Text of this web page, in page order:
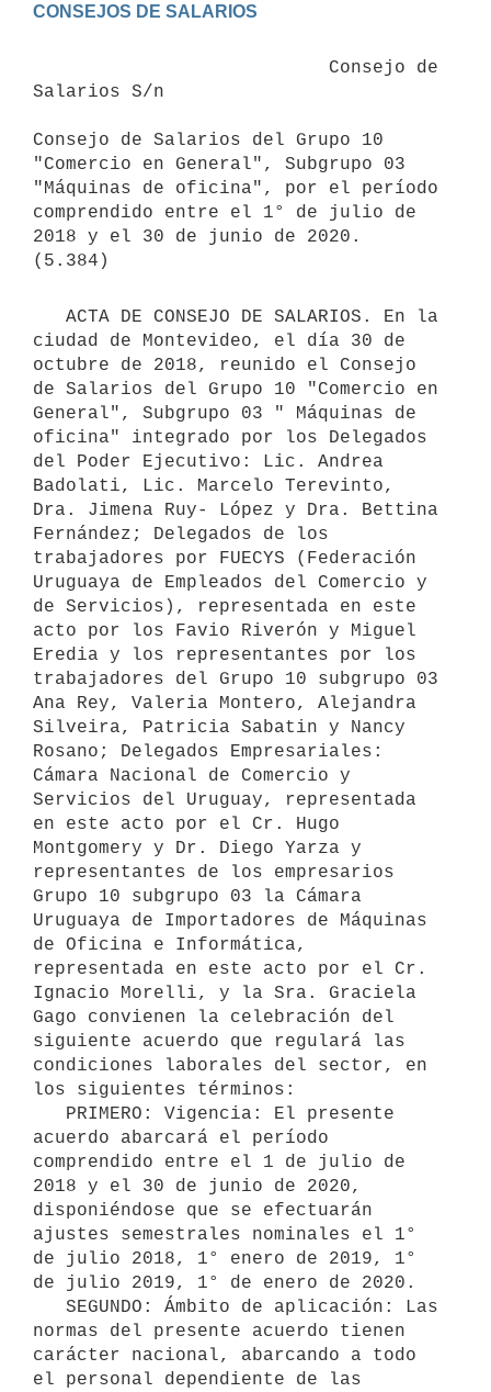
Salarios S/n
Consejo de Salarios del Grupo 10
"Comercio en General", Subgrupo 03
"Máquinas de oficina", por el período
comprendido entre el 1° de julio de
2018 y el 30 de junio de 2020.
ciudad de Montevideo, el día 30 de
octubre de 2018, reunido el Consejo
de Salarios del Grupo 10 "Comercio en
General", Subgrupo 03 " Máquinas de
oficina" integrado por los Delegados
del Poder Ejecutivo: Lic. Andrea
Badolati, Lic. Marcelo Terevinto,
Dra. Jimena Ruy- López y Dra. Bettina
Fernández; Delegados de los
trabajadores por FUECYS (Federación
Uruguaya de Empleados del Comercio y
de Servicios), representada en este
acto por los Favio Riverón y Miguel
Eredia y los representantes por los
trabajadores del Grupo 10 subgrupo 03
Ana Rey, Valeria Montero, Alejandra
Silveira, Patricia Sabatin y Nancy
Rosano; Delegados Empresariales:
Cámara Nacional de Comercio y
Servicios del Uruguay, representada
en este acto por el Cr. Hugo
Montgomery y Dr. Diego Yarza y
representantes de los empresarios
Grupo 10 subgrupo 03 la Cámara
Uruguaya de Importadores de Máquinas
de Oficina e Informática,
representada en este acto por el Cr.
Ignacio Morelli, y la Sra. Graciela
Gago convienen la celebración del
siguiente acuerdo que regulará las
condiciones laborales del sector, en
los siguientes términos:
acuerdo abarcará el período
comprendido entre el 1 de julio de
2018 y el 30 de junio de 2020,
disponiéndose que se efectuarán
ajustes semestrales nominales el 1°
de julio 2018, 1° enero de 2019, 1°
de julio 2019, 1° de enero de 2020.
normas del presente acuerdo tienen
carácter nacional, abarcando a todo
el personal dependiente de las